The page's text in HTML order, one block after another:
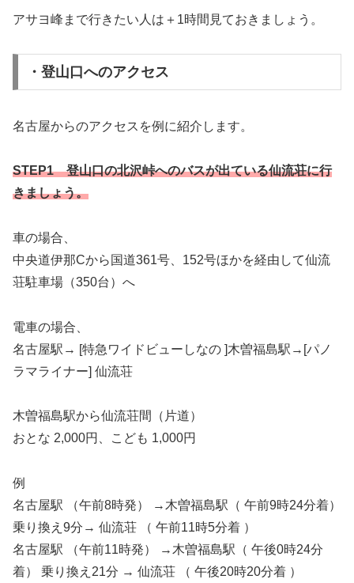
アサヨ峰まで行きたい人は＋1時間見ておきましょう。
・登山口へのアクセス
名古屋からのアクセスを例に紹介します。
STEP1 登山口の北沢峠へのバスが出ている仙流荘に行
きましょう。
車の場合、
中央道伊那Cから国道361号、152号ほかを経由して仙流
荘駐車場（350台）へ
電車の場合、
名古屋駅→ [特急ワイドビューしなの ]木曽福島駅→[パノ
ラマライナー] 仙流荘
木曽福島駅から仙流荘間（片道）
おとな 2,000円、こども 1,000円
例
名古屋駅 （午前8時発） →木曽福島駅（ 午前9時24分着）
乗り換え9分→ 仙流荘 （ 午前11時5分着 ）
名古屋駅 （午前11時発） →木曽福島駅（ 午後0時24分
着） 乗り換え21分 → 仙流荘 （ 午後20時20分着 ）